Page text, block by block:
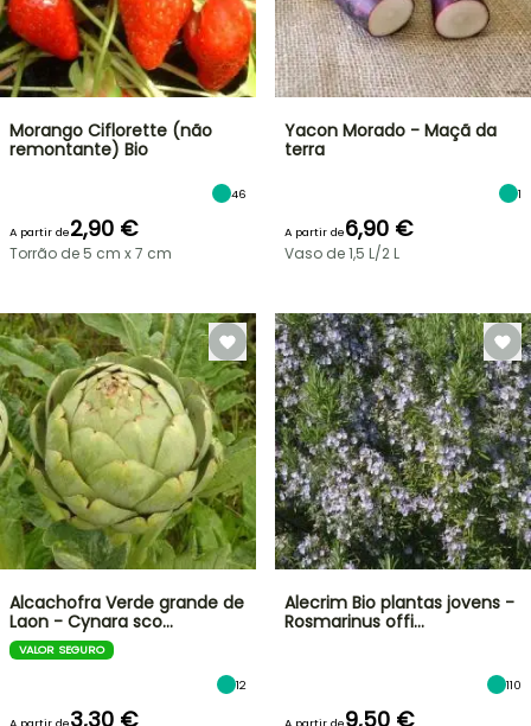
Morango Ciflorette (não
remontante) Bio
46
A partir de2,90 €
Torrão de 5 cm x 7 cm
Yacon Morado - Maçã da
terra
1
A partir de6,90 €
Vaso de 1,5 L/2 L
Alcachofra Verde grande de
Laon - Cynara sco…
VALOR SEGURO
12
3,30 €
Alecrim Bio plantas jovens -
Rosmarinus offi…
110
9,50 €